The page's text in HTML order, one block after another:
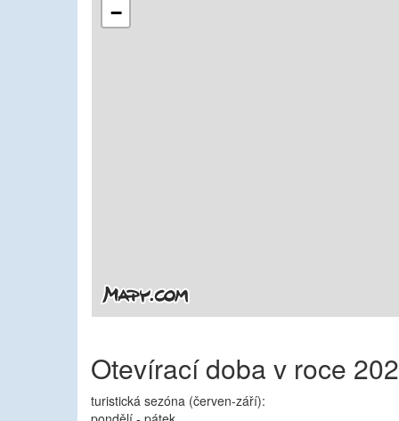
−
Otevírací doba v roce
turistická sezóna (červen-září):